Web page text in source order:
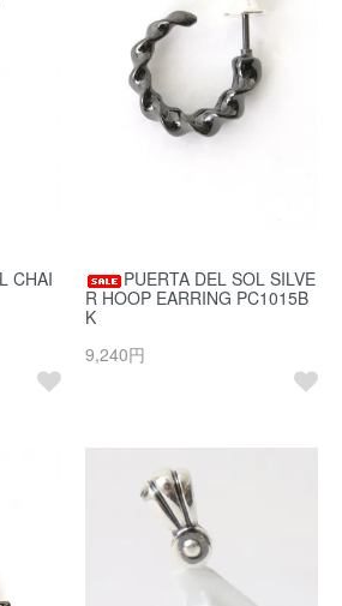
CHAI
PUERTA DEL SOL SILVE
R HOOP EARRING PC1015B
K
9,240円